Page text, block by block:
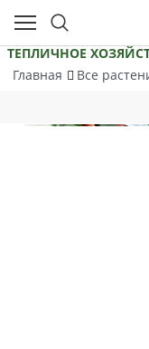
ТЕПЛИЧНОЕ
Главная
Все